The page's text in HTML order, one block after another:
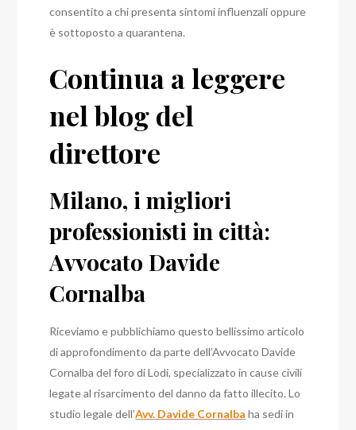
consentito a chi presenta sintomi influenzali oppure
è sottoposto a quarantena.
Continua a leggere
nel blog del
direttore
Milano, i migliori
professionisti in città:
Avvocato Davide
Cornalba
Riceviamo e pubblichiamo questo bellissimo articolo
di approfondimento da parte dell’Avvocato Davide
Cornalba del foro di Lodi, specializzato in cause civili
legate al risarcimento del danno da fatto illecito. Lo
studio legale dell’Avv. Davide Cornalba ha sedi in